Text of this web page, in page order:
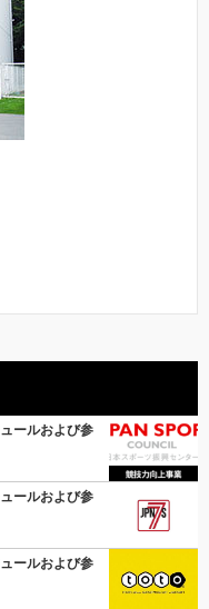
ールおよび参
ールおよび参
ールおよび参